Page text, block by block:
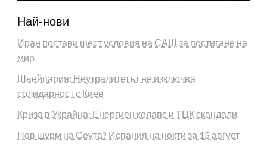
Най-нови
Иран постави шест условия на САЩ за постигане на
мир
Швейцария: Неутралитетът не изключва
солидарност с Киев
Криза в Украйна: Енергиен колапс и ТЦК скандали
Нов щурм на Сеута? Испания на нокти за 15 август